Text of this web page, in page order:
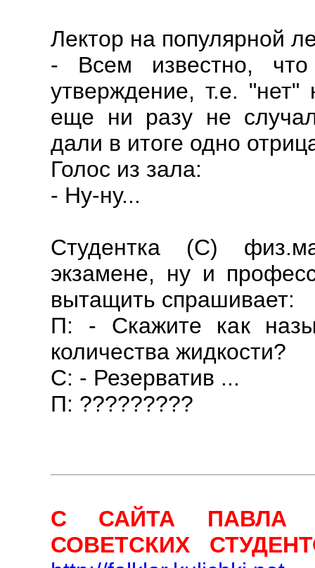
Лектор на популярной
- Всем известно,
утверждение, т.е.
еще ни разу не
дали в итоге одно
Голос из зала:
- Hу-ну...
Студентка (С)
экзамене, ну и
вытащить спрашивает:
П: - Скажите как
количества жидкости?
С: - Резерватив ...
П: ?????????
С САЙТА ПАВЛА
СОВЕТСКИХ